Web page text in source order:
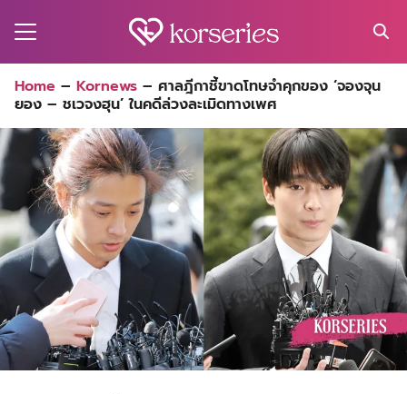
for:
Home – Kornews – ศาลฎีกาชี้ขาดโทษจำคุกของ ‘จองจุน
ยอง – ชเวจงฮุน’ ในคดีล่วงละเมิดทางเพศ